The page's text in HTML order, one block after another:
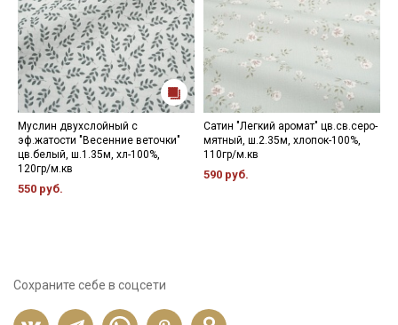
Муслин двухслойный с
эф.жатости "Весенние веточки"
цв.белый, ш.1.35м, хл-100%,
120гр/м.кв
550 руб.
Сатин "Легкий аромат" цв.св.серо-
мятный, ш.2.35м, хлопок-100%,
110гр/м.кв
590 руб.
Сохраните себе в соцсети